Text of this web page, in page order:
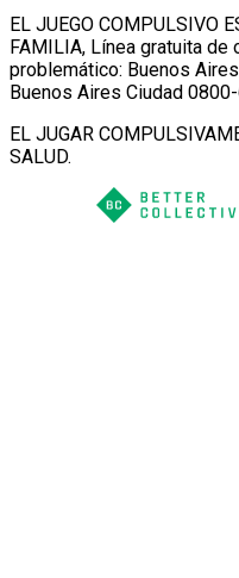
EL JUEGO COMPULSIVO
FAMILIA, Línea gratuita de
problemático: Buenos
Buenos Aires Ciudad
EL JUGAR
SALUD.